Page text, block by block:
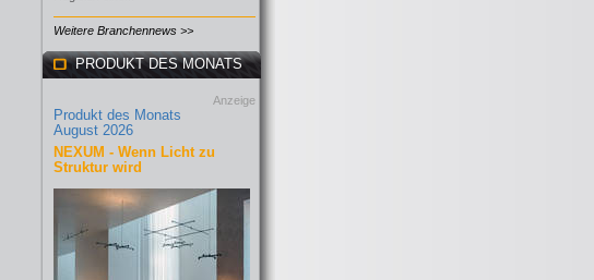
Weitere Branchennews >>
PRODUKT DES MONATS
Anzeige
Produkt des Monats
August 2026
NEXUM - Wenn Licht zu
Struktur wird